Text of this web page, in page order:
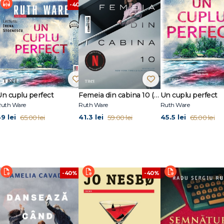
-40%
cuplu perfect
Ware
lei 65.00 lei
Femeia din cabina 10 (tie-in)
Ruth Ware
41.3 lei 59.00 lei
Un cuplu perfect
Ruth Ware
45.5 lei 65.00 lei
-40% -40%